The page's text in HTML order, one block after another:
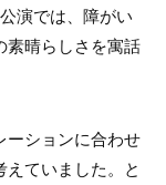
演では、障がい
素晴らしさを寓話
ーションに合わせ
ていました。と